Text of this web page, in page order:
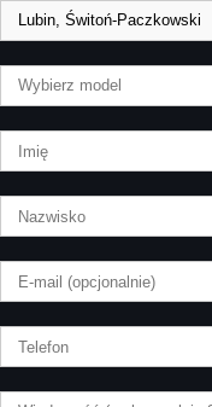
Lubin, Świtoń-Paczkowski
Wybierz model